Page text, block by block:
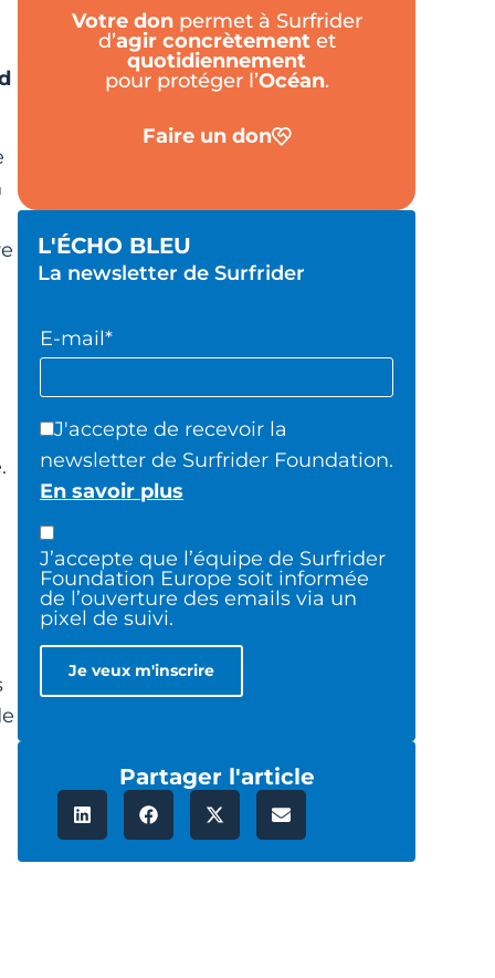
Votre donpermet à Surfrider
d’agir concrètementet
quotidiennement
pour protéger l’Océan.
Faire un don
L'ÉCHO BLEU
La newsletter de Surfrider
E-mail*
J'accepte de recevoir la
newsletter de Surfrider Foundation.
En savoir plus
J’accepte que l’équipe de Surfrider
Foundation Europe soit informée
de l’ouverture des emails via un
pixel de suivi.
Partager l'article